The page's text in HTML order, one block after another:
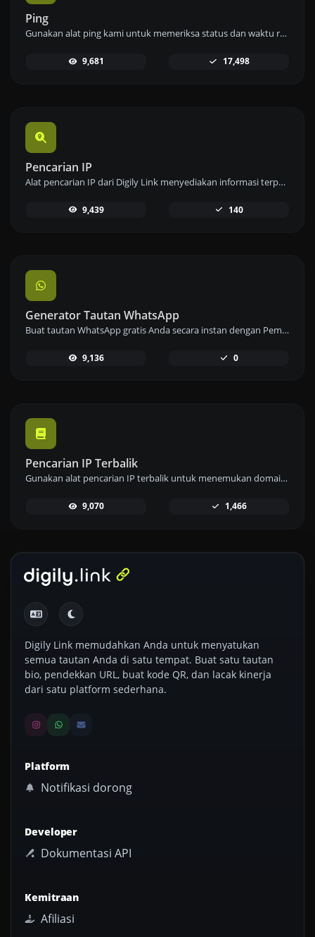
Ping
Gunakan alat ping kami untuk memeriksa status dan waktu respons dari situs web, server, atau port dengan cepat dan efisien.
9,681 17,498
Pencarian IP
Alat pencarian IP dari Digily Link menyediakan informasi terperinci tentang alamat IP mana pun. Gunakan layanan online gratis ini untuk mendapatkan data IP yang komprehensif.
9,439 140
Generator Tautan WhatsApp
Buat tautan WhatsApp gratis Anda secara instan dengan Pembuat Tautan WhatsApp kami. Tambahkan pesan khusus dan mulai obrolan dengan satu klik – tidak perlu login atau pengkodean.
9,136 0
Pencarian IP Terbalik
Gunakan alat pencarian IP terbalik untuk menemukan domain atau host yang terkait dengan alamat IP dengan cepat dan mudah.
9,070 1,466
Digily Link memudahkan Anda untuk menyatukan
semua tautan Anda di satu tempat. Buat satu tautan
bio, pendekkan URL, buat kode QR, dan lacak kinerja
dari satu platform sederhana.
Platform
Notifikasi dorong
Developer
Dokumentasi API
Kemitraan
Afiliasi